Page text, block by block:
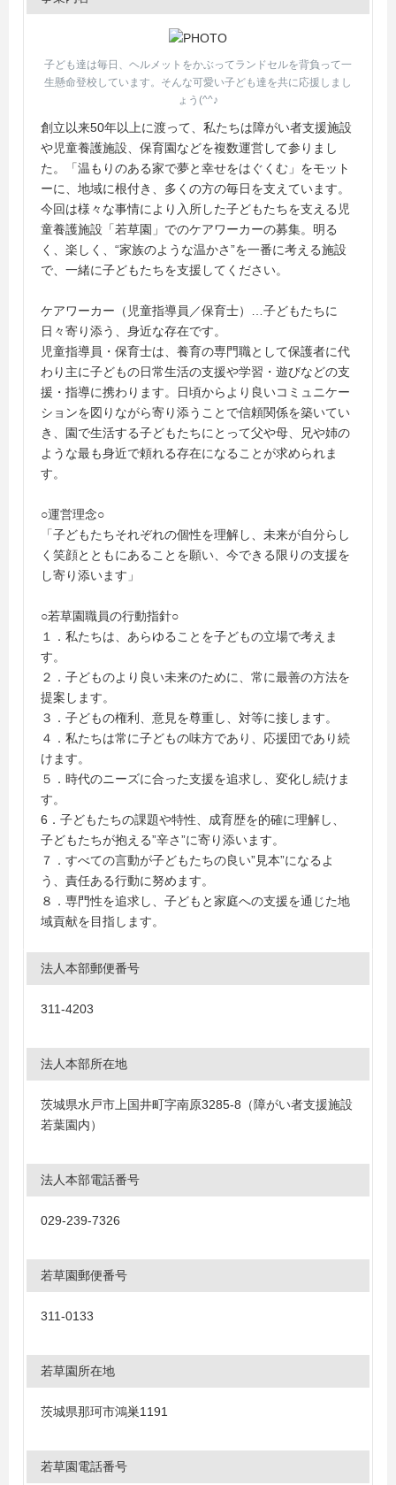
子ども達は毎日、ヘルメットをかぶってランドセルを背負って一
生懸命登校しています。そんな可愛い子ども達を共に応援しまし
ょう(^^♪
創立以来50年以上に渡って、私たちは障がい者支援施設
や児童養護施設、保育園などを複数運営して参りまし
た。「温もりのある家で夢と幸せをはぐくむ」をモット
ーに、地域に根付き、多くの方の毎日を支えています。
今回は様々な事情により入所した子どもたちを支える児
童養護施設「若草園」でのケアワーカーの募集。明る
く、楽しく、“家族のような温かさ”を一番に考える施設
で、一緒に子どもたちを支援してください。
ケアワーカー（児童指導員／保育士）…子どもたちに
日々寄り添う、身近な存在です。
児童指導員・保育士は、養育の専門職として保護者に代
わり主に子どもの日常生活の支援や学習・遊びなどの支
援・指導に携わります。日頃からより良いコミュニケー
ションを図りながら寄り添うことで信頼関係を築いてい
き、園で生活する子どもたちにとって父や母、兄や姉の
ような最も身近で頼れる存在になることが求められま
す。
○運営理念○
「子どもたちそれぞれの個性を理解し、未来が自分らし
く笑顔とともにあることを願い、今できる限りの支援を
し寄り添います」
○若草園職員の行動指針○
１．私たちは、あらゆることを子どもの立場で考えま
す。
２．子どものより良い未来のために、常に最善の方法を
提案します。
３．子どもの権利、意見を尊重し、対等に接します。
４．私たちは常に子どもの味方であり、応援団であり続
けます。
５．時代のニーズに合った支援を追求し、変化し続けま
す。
6．子どもたちの課題や特性、成育歴を的確に理解し、
子どもたちが抱える”辛さ”に寄り添います。
７．すべての言動が子どもたちの良い”見本”になるよ
う、責任ある行動に努めます。
８．専門性を追求し、子どもと家庭への支援を通じた地
域貢献を目指します。
法人本部郵便番号
311-4203
法人本部所在地
茨城県水戸市上国井町字南原3285-8（障がい者支援施設
若葉園内）
法人本部電話番号
029-239-7326
若草園郵便番号
311-0133
若草園所在地
茨城県那珂市鴻巣1191
若草園電話番号